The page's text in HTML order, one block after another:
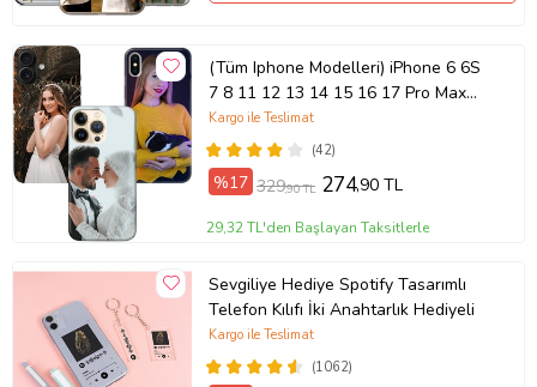
(Tüm Iphone Modelleri) iPhone 6 6S
7 8 11 12 13 14 15 16 17 Pro Max
Plus Mini Kişiye Özel Resimli
Fotoğraflı Kılıf(42)
Kargo ile Teslimat
%17 329,90 TL 274,90 TL
29,32 TL'den Başlayan Taksitlerle
Sevgiliye Hediye Spotify Tasarımlı
Telefon Kılıfı İki Anahtarlık Hediyeli
(1062)
Kargo ile Teslimat